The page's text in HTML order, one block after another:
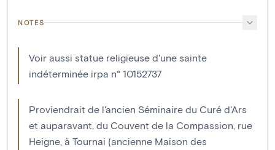
NOTES
Voir aussi statue religieuse d'une sainte
indéterminée irpa n° 10152737
Proviendrait de l'ancien Séminaire du Curé d'Ars
et auparavant, du Couvent de la Compassion, rue
Heigne, à Tournai (ancienne Maison des